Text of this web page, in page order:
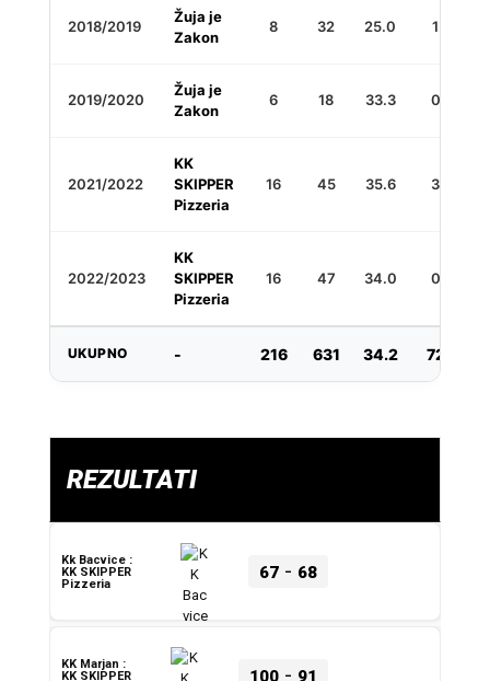
2018/2019
Žuja je
Zakon
8 32 25.0 1
2019/2020
Žuja je
Zakon
6 18 33.3 0
2021/2022
KK
SKIPPER
Pizzeria
16 45 35.6 3
2022/2023
KK
SKIPPER
Pizzeria
16 47 34.0 0
UKUPNO - 216 631 34.2 72
REZULTATI
67- 68
Kk Bacvice :
KK SKIPPER
Pizzeria
100- 91
KK Marjan :
KK SKIPPER